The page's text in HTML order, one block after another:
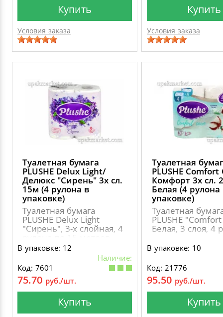
Купить
Условия заказа
Купить
Условия заказа
Туалетная бумага
PLUSHE Delux Light/
Делюкс "Сирень" 3х сл.
15м (4 рулона в
упаковке)
Туалетная бумага
PLUSHE Delux Light
"Сирень", 3-х слойная, 4
рулона по 15 метров
В упаковке: 12
Наличие:
Код: 7601
75.70 руб./шт.
Купить
Туалетная
PLUSHE
Комфорт 3х сл.
Белая (4 рулона
упаковке)
Туалетная
PLUSHE
Белая, 3 слоя, 4
В упаковке: 10
Код: 21776
95.50 руб./шт.
Купить